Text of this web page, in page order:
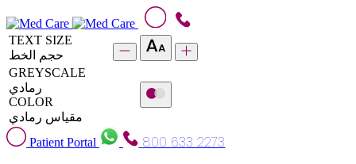
TEXT SIZE
حجم الخط
GREYSCALE
رمادي
COLOR
مقياس رمادي
Patient Portal
800 633 2273